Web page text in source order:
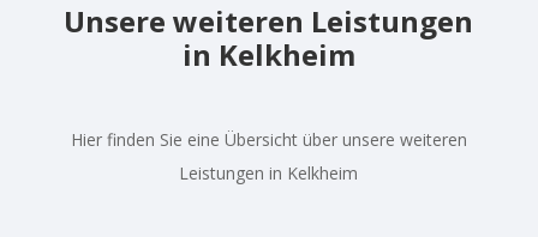
Unsere weiteren Leistungen
in Kelkheim
Hier finden Sie eine Übersicht über unsere weiteren
Leistungen in Kelkheim